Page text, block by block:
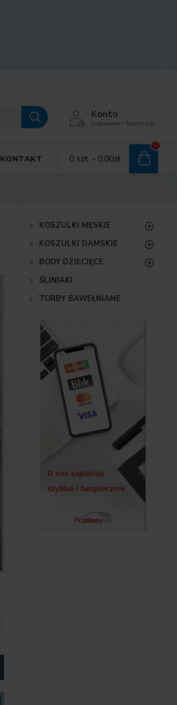
Konto
Logowanie / Rejestracja
KONTAKT 0 szt. - 0,00zł
0
KOSZULKI MĘSKIE
KOSZULKI DAMSKIE
BODY DZIECIĘCE
ŚLINIAKI
TORBY BAWEŁNIANE